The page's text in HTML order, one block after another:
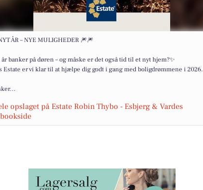
ÅR – NYE MULIGHEDER 🎆🎆
banker på døren – og måske er det også tid til et nyt hjem?✨
Estate er vi klar til at hjælpe dig godt i gang med boligdrømmene i 2026.
opslaget på Estate Robin Thybo - Esbjerg & Vardes